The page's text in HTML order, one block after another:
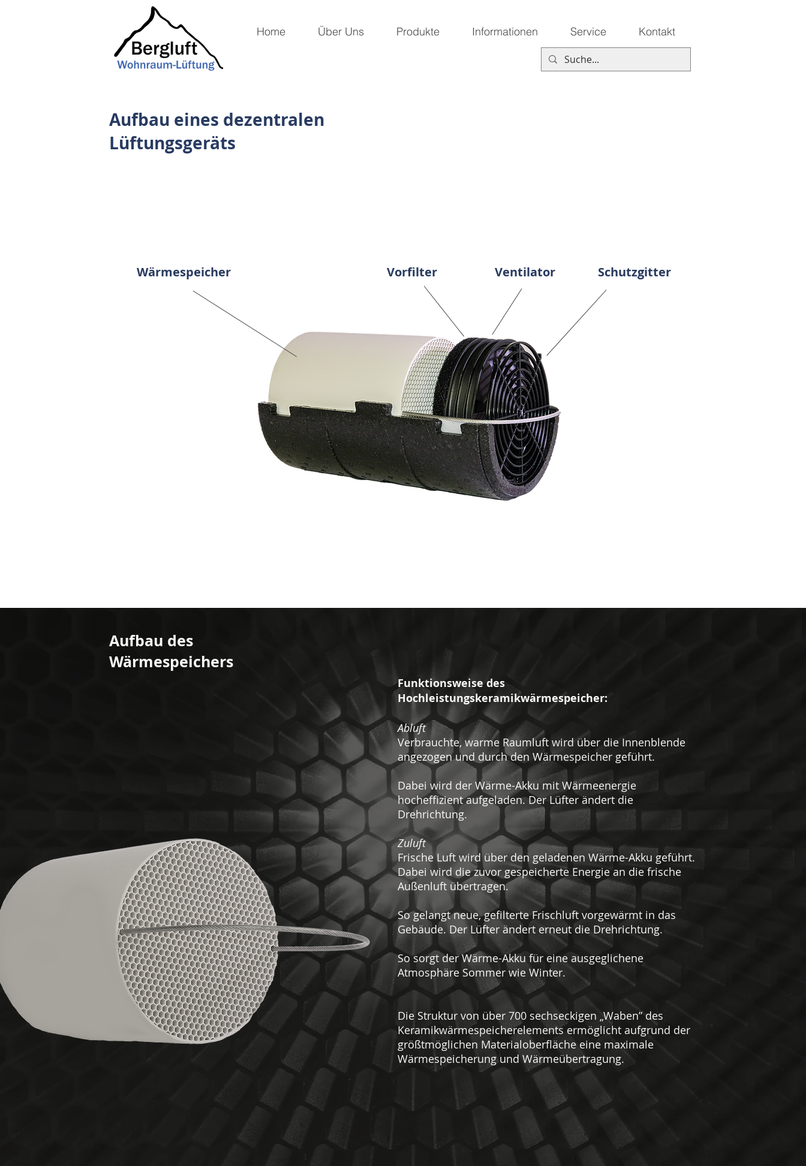
Home Über Uns Produkte Informationen Service Kontakt
Aufbau eines dezentralen
Lüftungsgeräts
Wärmespeicher Vorfilter Ventilator Schutzgitter
Aufbau des
Wärmespeichers
Funktionsweise des
Hochleistungskeramikwärmespeicher:
Abluft
Verbrauchte, warme Raumluft wird über die Innenblende
angezogen und durch den Wärmespeicher geführt.
Dabei wird der Wärme-Akku mit Wärmeenergie
hocheffizient aufgeladen. Der Lüfter ändert die
Drehrichtung.
Zuluft
Frische Luft wird über den geladenen Wärme-Akku geführt.
Dabei wird die zuvor gespeicherte Energie an die frische
Außenluft übertragen.
So gelangt neue, gefilterte Frischluft vorgewärmt in das
Gebäude. Der Lüfter ändert erneut die Drehrichtung.
So sorgt der Wärme-Akku für eine ausgeglichene
Atmosphäre Sommer wie Winter.
Die Struktur von über 700 sechseckigen „Waben” des
Keramikwärmespeicherelements ermöglicht aufgrund der
größtmöglichen Materialoberfläche eine maximale
Wärmespeicherung und Wärmeübertragung.